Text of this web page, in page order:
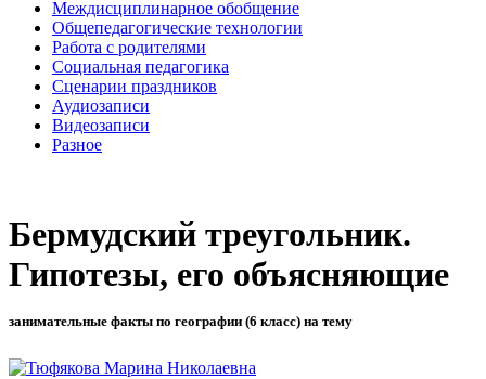
Междисциплинарное обобщение
Общепедагогические технологии
Работа с родителями
Социальная педагогика
Сценарии праздников
Аудиозаписи
Видеозаписи
Разное
Бермудский треугольник.
Гипотезы, его объясняющие
занимательные факты по географии (6 класс) на тему